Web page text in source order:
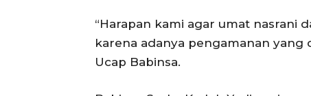
“Harapan kami agar umat nasrani
karena adanya pengamanan yang
Ucap Babinsa.